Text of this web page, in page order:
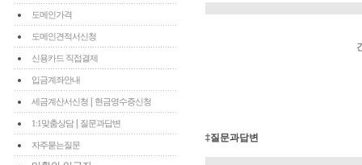
도메인가격
도메인견적서신청
신용카드 직접결제
입금계좌안내
세금계산서신청 현금영수증신청
1:1맞춤상담| 질문과답변
자주묻는질문
‡질문과답변